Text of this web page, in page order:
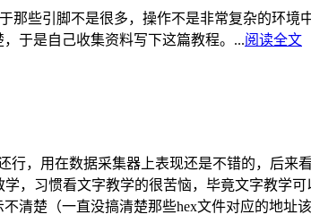
那些引脚不是很多，操作不是非常复杂的环
于是自己收集资料写下这篇教程。...阅读全文
行，用在数据采集器上表现还是不错的，后
，习惯看文字教学的很苦恼，毕竟文字教学
清楚（一直没搞清楚那些hex文件对应的地址